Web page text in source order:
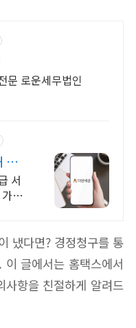
문 로운세무법인
미
서
능
냈다면? 경정청구를 통
글에서는 홈택스에서
사항을 친절하게 알려드